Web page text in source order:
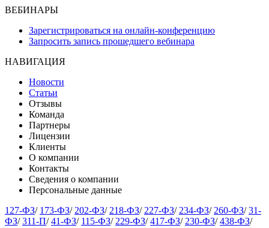
ВЕБИНАРЫ
Зарегистрироваться на онлайн-конференцию
Запросить запись прошедшего вебинара
НАВИГАЦИЯ
Новости
Статьи
Отзывы
Команда
Партнеры
Лицензии
Клиенты
О компании
Контакты
Сведения о компании
Персональные данные
127-ФЗ/ 173-ФЗ/ 202-ФЗ/ 218-ФЗ/ 227-ФЗ/ 234-ФЗ/ 260-ФЗ/ 31-
ФЗ/ 311-П/ 41-ФЗ/ 115-ФЗ/ 229-ФЗ/ 417-ФЗ/ 230-ФЗ/ 438-ФЗ/